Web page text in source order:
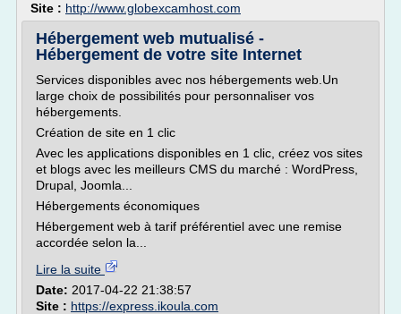
Site : http://www.globexcamhost.com
Hébergement web mutualisé -
Hébergement de votre site Internet
Services disponibles avec nos hébergements web.Un
large choix de possibilités pour personnaliser vos
hébergements.
Création de site en 1 clic
Avec les applications disponibles en 1 clic, créez vos sites
et blogs avec les meilleurs CMS du marché : WordPress,
Drupal, Joomla...
Hébergements économiques
Hébergement web à tarif préférentiel avec une remise
accordée selon la...
Lire la suite
Date: 2017-04-22 21:38:57
Site : https://express.ikoula.com